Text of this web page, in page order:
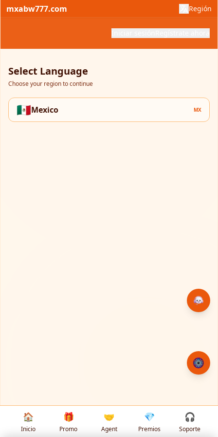
mxabw777.com Región
Select Language
Choose your region to continue
🇲🇽Mexico MX
🏠
Inicio
🎁
Promo
🤝
Agent
💎
Premios
🎧
Soporte